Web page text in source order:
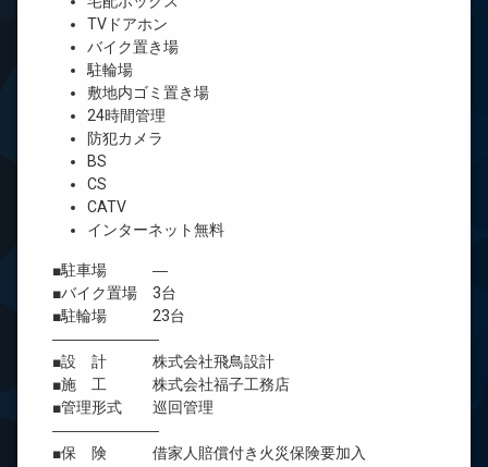
TVドアホン
バイク置き場
駐輪場
敷地内ゴミ置き場
24時間管理
防犯カメラ
BS
CS
CATV
インターネット無料
■駐車場 ―
■バイク置場 3台
■駐輪場 23台
―――――――
■設 計 株式会社飛鳥設計
■施 工 株式会社福子工務店
■管理形式 巡回管理
―――――――
■保 険 借家人賠償付き火災保険要加入